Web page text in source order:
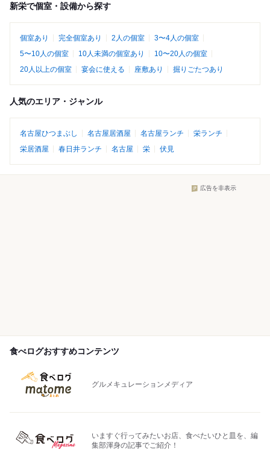
新栄で個室・設備から探す
個室あり 完全個室あり 2人の個室
3〜4人の個室
5〜10人の個室
10人未満の個室あり
10〜20人の個室
20人以上の個室
宴会に使える 座敷あり 掘りごたつあり
人気のエリア・ジャンル
名古屋ひつまぶし 名古屋居酒屋 名古屋ランチ
栄ランチ
栄居酒屋
春日井ランチ 名古屋 栄 伏見
広告を非表示
食べログおすすめコンテンツ
グルメキュレーションメディア
いますぐ行ってみたいお店、食べたいひと皿を、編
集部渾身の記事でご紹介！